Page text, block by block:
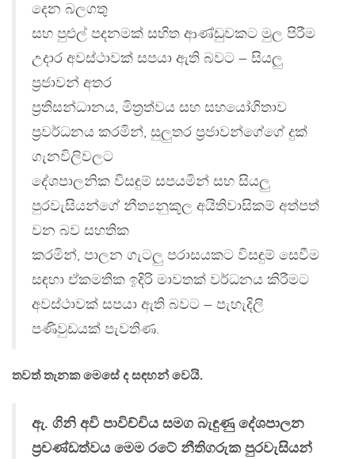
දෙන බලගතු
සහ පුළුල් පදනමක් සහිත ආණ්ඩුවකට මුල පිරීම
උදාර අවස්ථාවක් සපයා ඇති බවට – සියලු
ප්‍රජාවන් අතර
ප්‍රතිසන්ධානය, මිත්‍රත්වය සහ සහයෝගිතාව
ප්‍රවර්ධනය කරමින්, සුලුතර ප්‍රජාවන්ගේගේ දුක්
ගැනවිලිවලට
දේශපාලනික විසඳුම් සපයමින් සහ සියලු
පුරවැසියන්ගේ නීත්‍යනුකූල අයිතිවාසිකම් අත්පත්
වන බව සහතික
කරමින්, පාලන ගැටලු පරාසයකට විසඳුම් සෙවීම
සඳහා ඒකමතික ඉදිරි මාවතක් වර්ධනය කිරීමට
අවස්ථාවක් සපයා ඇති බවට – පැහැදිලි
පණිවුඩයක් පැවතිණ.
තවත් තැනක මෙසේ ද සඳහන් වෙයි.
ඇ. ගිනි අවි පාවිච්චිය සමග බැඳුණු දේශපාලන
ප්‍රචණ්ඩත්වය මෙම රටේ නීතිගරුක පුරවැසියන්